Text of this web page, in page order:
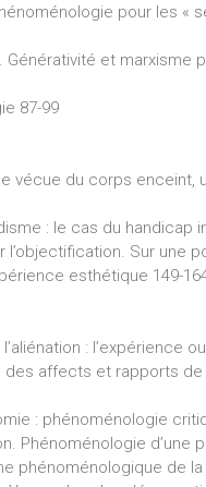
pour les
Générativité et
87-99
vécue du corps
: le cas du handicap
l’objectification. Sur une
esthétique 149-
: l’expérience
des affects et rapports
: phénoménologie
Phénoménologie
phénoménologique de